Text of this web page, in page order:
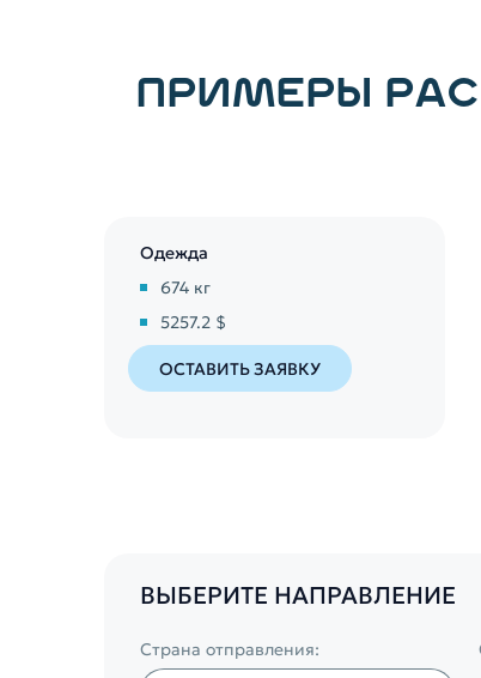
ПРИМЕРЫ
Одежда
674 кг
5257.2 $
ОСТАВИТЬ ЗАЯВКУ
ВЫБЕРИТЕ НАПРАВЛЕНИЕ
Страна отправления: